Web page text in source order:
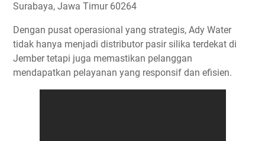
Surabaya, Jawa Timur 60264
Dengan pusat operasional yang strategis, Ady Water
tidak hanya menjadi distributor pasir silika terdekat di
Jember tetapi juga memastikan pelanggan
mendapatkan pelayanan yang responsif dan efisien.